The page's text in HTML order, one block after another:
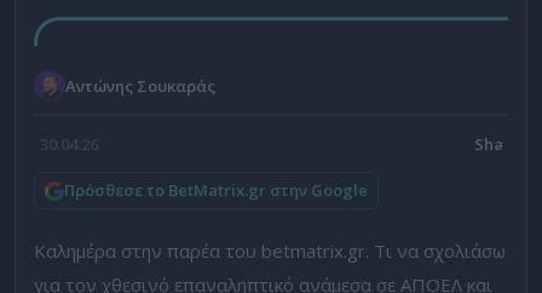
Αντώνης Σουκαράς
30.04.26
Πρόσθεσε το BetMatrix.gr στην Google
Καλημέρα στην παρέα του betmatrix.gr. Τι να σχολιάσω
για τον χθεσινό επαναληπτικό ανάμεσα σε ΑΠΟΕΛ και